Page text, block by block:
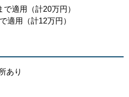
適用（計20万円）
適用（計12万円）
あり